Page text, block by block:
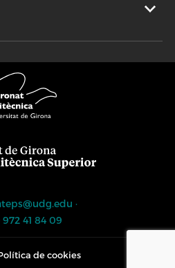
·
972 41 84 09
de cookies